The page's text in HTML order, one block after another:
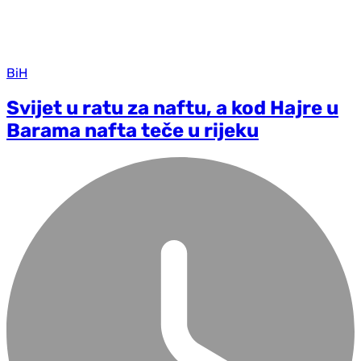
BiH
Svijet u ratu za naftu, a kod Hajre u
Barama nafta teče u rijeku